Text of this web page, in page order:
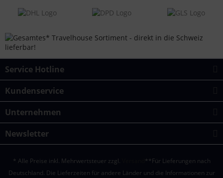
Service Hotline
Kundenservice
Unternehmen
Newsletter
* Alle Preise inkl. Mehrwertsteuer zzgl.
**Für Lieferungen nach
Deutschland. Die Lieferzeiten für andere Länder und die Informationen zur